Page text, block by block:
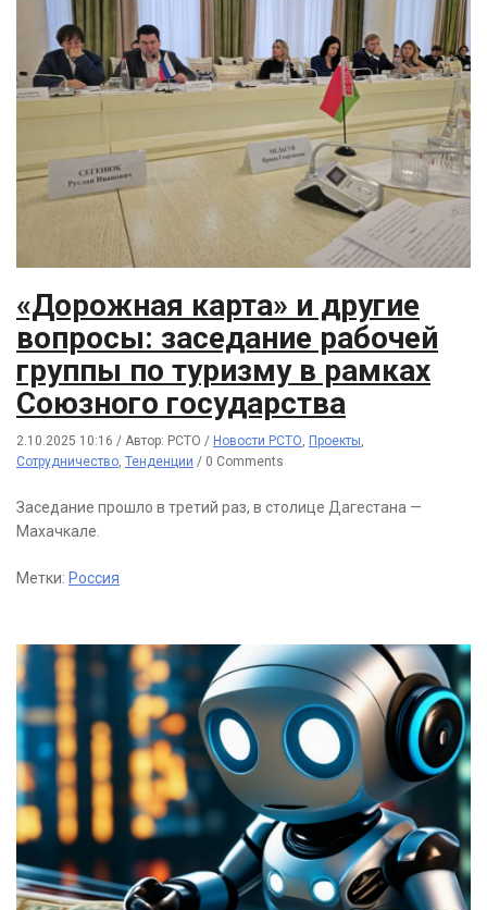
«Дорожная карта» и другие
вопросы: заседание рабочей
группы по туризму в рамках
Союзного государства
2.10.2025 10:16 / Автор: РСТО / Новости РСТО Проекты
Сотрудничество Тенденции / 0 Comments
Заседание прошло в третий раз, в столице Дагестана —
Махачкале.
Метки: Россия